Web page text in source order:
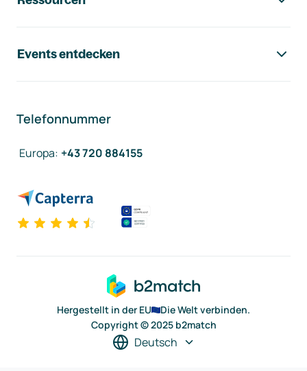
Events entdecken
Telefonnummer
Europa: +43 720 884155
Hergestellt in der EU
Die Welt verbinden.
Copyright © 2025 b2match
Deutsch